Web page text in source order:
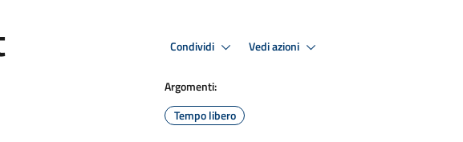
Condividi Vedi azioni
Argomenti:
Tempo libero